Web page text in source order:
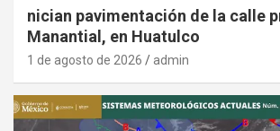
nician pavimentación de la calle
Manantial, en Huatulco
1 de agosto de 2026 admin